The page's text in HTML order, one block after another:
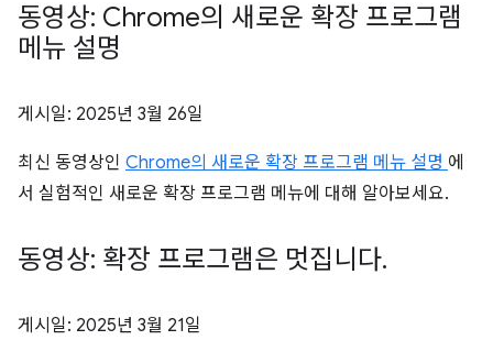
동영상: Chrome의 새로운 확장 프로그램
메뉴 설명
게시일: 2025년 3월 26일
최신 동영상인 Chrome의 새로운 확장 프로그램 메뉴 설명 에
서 실험적인 새로운 확장 프로그램 메뉴에 대해 알아보세요.
동영상: 확장 프로그램은 멋집니다.
게시일: 2025년 3월 21일